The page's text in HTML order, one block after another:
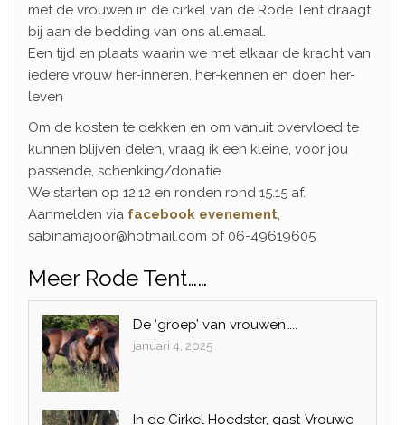
met de vrouwen in de cirkel van de Rode Tent draagt
bij aan de bedding van ons allemaal.
Een tijd en plaats waarin we met elkaar de kracht van
iedere vrouw her-inneren, her-kennen en doen her-
leven
Om de kosten te dekken en om vanuit overvloed te
kunnen blijven delen, vraag ik een kleine, voor jou
passende, schenking/donatie.
We starten op 12.12 en ronden rond 15.15 af.
Aanmelden via facebook evenement,
sabinamajoor@hotmail.com of 06-49619605
Meer Rode Tent……
De ‘groep’ van vrouwen…..
januari 4, 2025
In de Cirkel Hoedster, gast-Vrouwe